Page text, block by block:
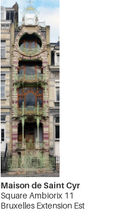
Maison de Saint Cyr
Square Ambiorix 11
Bruxelles Extension Est